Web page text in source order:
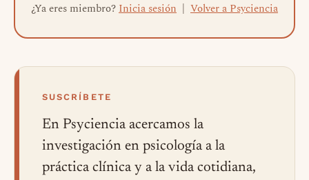
¿Ya eres miembro?Inicia sesión | Volver a Psyciencia
SUSCRÍBETE
En Psyciencia acercamos la
investigación en psicología a la
práctica clínica y a la vida cotidiana,